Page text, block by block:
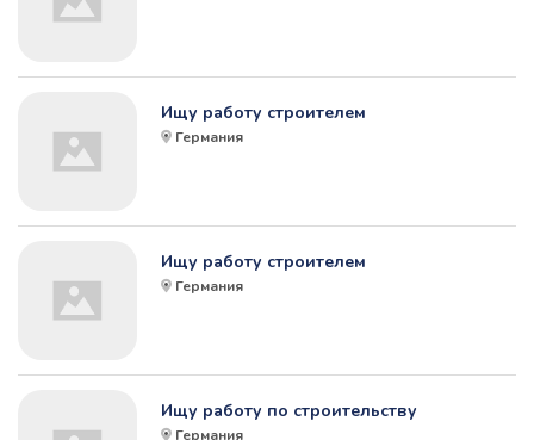
Ищу работу строителем
Германия
Ищу работу строителем
Германия
Ищу работу по строительству
Германия